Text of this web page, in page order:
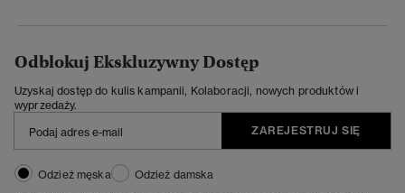
Odblokuj Ekskluzywny Dostęp
Uzyskaj dostęp do kulis kampanii, Kolaboracji, nowych produktów i
wyprzedaży.
ZAREJESTRUJ SIĘ
Odzież męska
Odzież damska